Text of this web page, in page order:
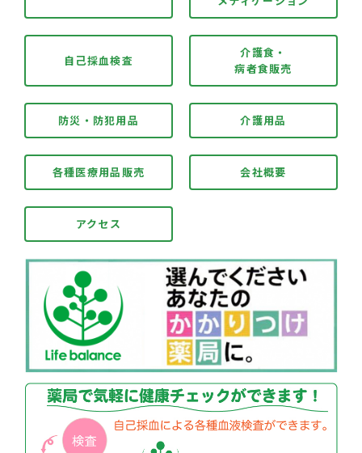
自己採血検査
介護食・
病者食販売
防災・防犯用品 介護用品
各種医療用品販売 会社概要
アクセス